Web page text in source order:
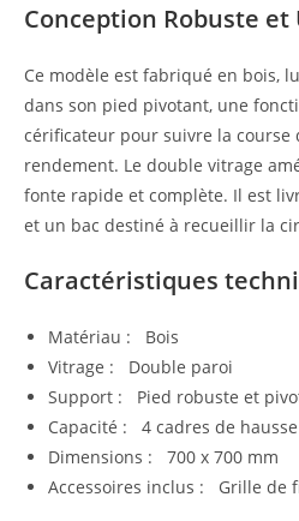
Conception Robuste
Ce modèle est fabriqué en bois,
dans son pied pivotant, une
cérificateur pour suivre la
rendement. Le double vitrage
fonte rapide et complète. Il est
et un bac destiné à recueillir la
Caractéristiques
Matériau : Bois
Vitrage : Double paroi
Support : Pied robuste et
Capacité : 4 cadres de
Dimensions : 700 x 700 mm
Accessoires inclus : Grille de